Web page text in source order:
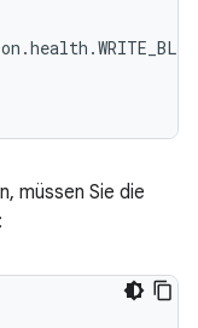
müssen Sie die